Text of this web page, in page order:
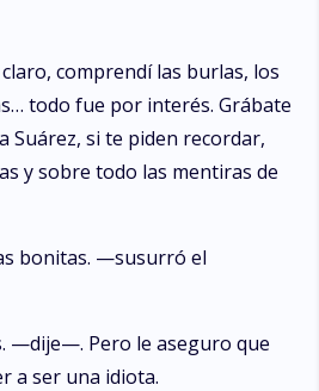
comprendí las burlas, los
todo fue por interés. Grábate
Suárez, si te piden recordar,
y sobre todo las mentiras de
bonitas. —susurró el
—dije—. Pero le aseguro que
a ser una idiota.